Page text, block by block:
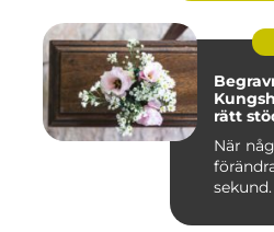
rätt
När